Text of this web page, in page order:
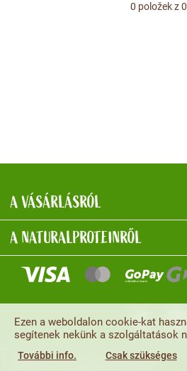
0 položek z 0
A VÁSÁRLÁSRÓL
A NATURALPROTEINRŐL
Ezen a weboldalon cookie-kat
segítenek nekünk a szolgáltatások
További info. Csak szükséges
NaturalProtein
Online · Itt vagyok Önnek